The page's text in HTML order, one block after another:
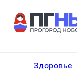
Здоровье